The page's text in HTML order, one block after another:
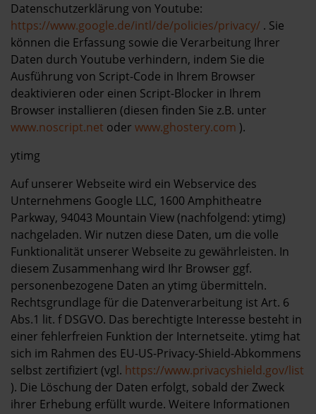
Datenschutzerklärung von Youtube:
https://www.google.de/intl/de/policies/privacy/ . Sie
können die Erfassung sowie die Verarbeitung Ihrer
Daten durch Youtube verhindern, indem Sie die
Ausführung von Script-Code in Ihrem Browser
deaktivieren oder einen Script-Blocker in Ihrem
Browser installieren (diesen finden Sie z.B. unter
www.noscript.net oder www.ghostery.com ).
ytimg
Auf unserer Webseite wird ein Webservice des
Unternehmens Google LLC, 1600 Amphitheatre
Parkway, 94043 Mountain View (nachfolgend: ytimg)
nachgeladen. Wir nutzen diese Daten, um die volle
Funktionalität unserer Webseite zu gewährleisten. In
diesem Zusammenhang wird Ihr Browser ggf.
personenbezogene Daten an ytimg übermitteln.
Rechtsgrundlage für die Datenverarbeitung ist Art. 6
Abs.1 lit. f DSGVO. Das berechtigte Interesse besteht in
einer fehlerfreien Funktion der Internetseite. ytimg hat
sich im Rahmen des EU-US-Privacy-Shield-Abkommens
selbst zertifiziert (vgl. https://www.privacyshield.gov/list
). Die Löschung der Daten erfolgt, sobald der Zweck
ihrer Erhebung erfüllt wurde. Weitere Informationen